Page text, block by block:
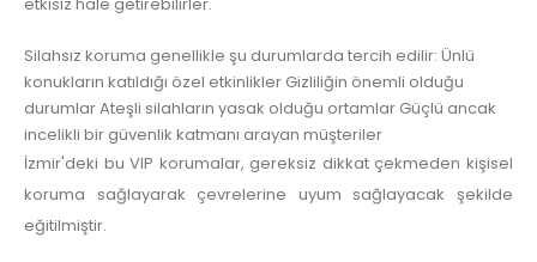
Silahsız koruma genellikle şu durumlarda tercih edilir: Ünlü
konukların katıldığı özel etkinlikler Gizliliğin önemli olduğu
durumlar Ateşli silahların yasak olduğu ortamlar Güçlü ancak
incelikli bir güvenlik katmanı arayan müşteriler
İzmir'deki bu VIP korumalar, gereksiz dikkat çekmeden kişisel
koruma sağlayarak çevrelerine uyum sağlayacak şekilde
eğitilmiştir.